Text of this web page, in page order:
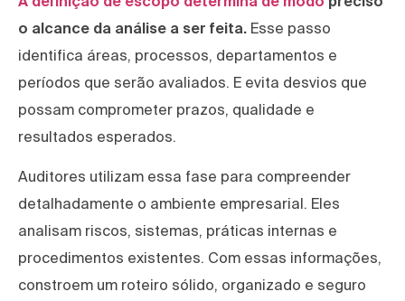
o alcance da análise a ser feita. Esse passo
identifica áreas, processos, departamentos e
períodos que serão avaliados. E evita desvios que
possam comprometer prazos, qualidade e
resultados esperados.
Auditores utilizam essa fase para compreender
detalhadamente o ambiente empresarial. Eles
analisam riscos, sistemas, práticas internas e
procedimentos existentes. Com essas informações,
constroem um roteiro sólido, organizado e seguro